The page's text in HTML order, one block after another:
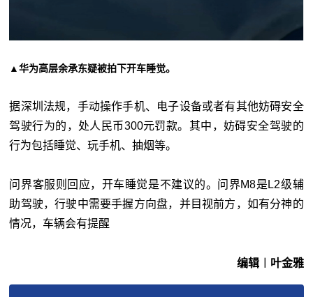
▲华为高层余承东疑被拍下开车睡觉。
据深圳法规，手动操作手机、电子设备或者有其他妨碍安全
驾驶行为的，处人民币300元罚款。其中，妨碍安全驾驶的
行为包括睡觉、玩手机、抽烟等。
问界客服则回应，开车睡觉是不建议的。问界M8是L2级辅
助驾驶，行驶中需要手握方向盘，并目视前方，如有分神的
情况，车辆会有提醒
编辑︱叶金雅